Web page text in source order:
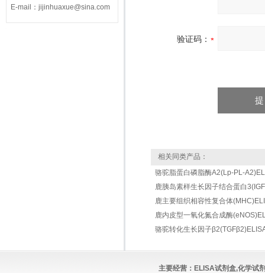
E-mail：jijinhuaxue@sina.com
验证码：
相关同类产品：
骆驼脂蛋白磷脂酶A2(Lp-PL-
鹿胰岛素样生长因子结合蛋白
鹿主要组织相容性复合体
鹿内皮型一氧化氮合成酶
骆驼转化生长因子
主要经营： ELISA试剂盒,化学试